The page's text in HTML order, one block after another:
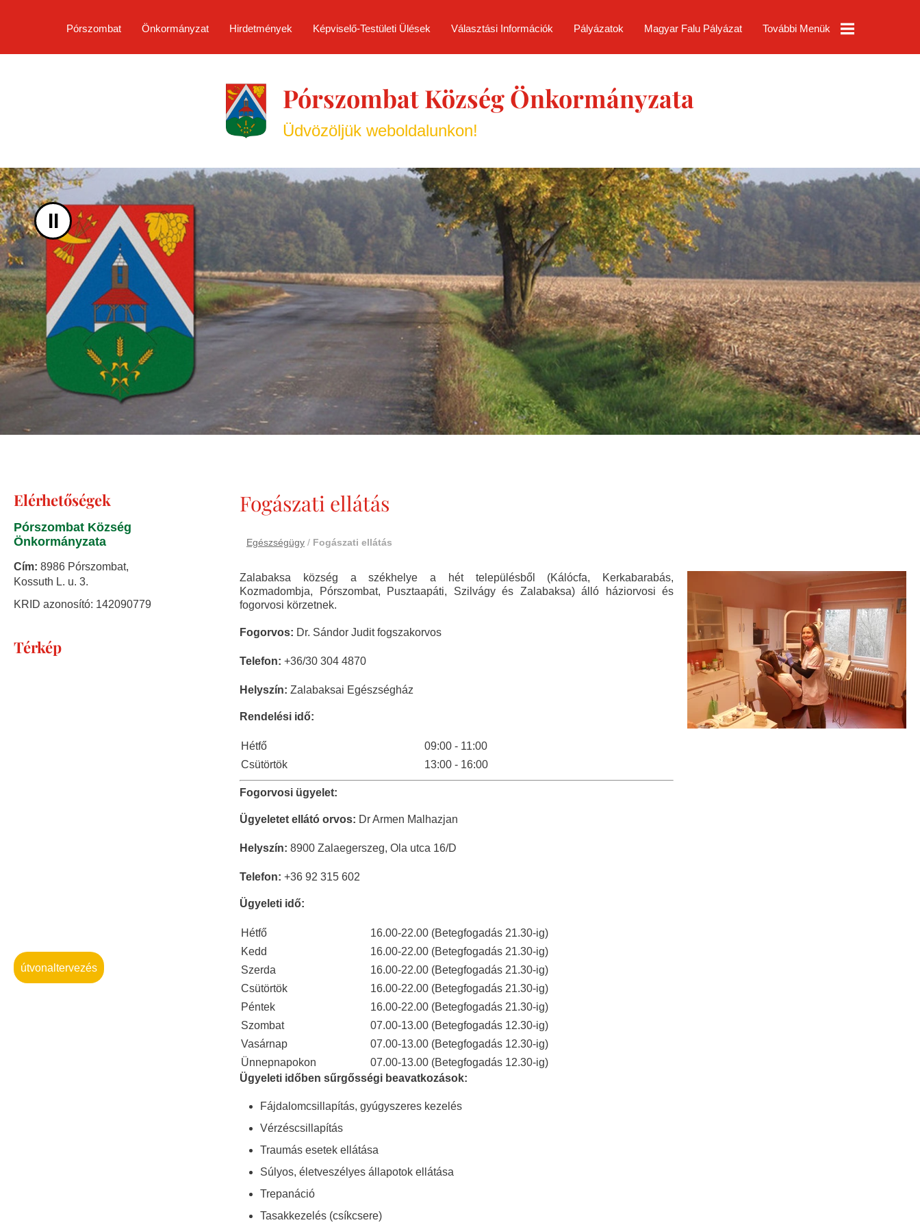
Pórszombat Önkormányzat Hirdetmények Képviselő-Testületi Ülések Választási Információk Pályázatok Magyar Falu Pályázat További Menük
Község
Pórszombat
Térkép
Településképi
Rendelet
Módosítás
Választások
Esélyegyenlőségi
Program
Egészségügy
Óvoda
Pórszombat Község Önkormányzata
Üdvözöljük weboldalunkon!
II
Elérhetőségek
Pórszombat Község
Önkormányzata
Cím: 8986 Pórszombat,
Kossuth L. u. 3.
KRID azonosító: 142090779
Térkép
útvonaltervezés
Fogászati ellátás
Egészségügy / Fogászati ellátás
Zalabaksa község a székhelye a hét településből (Kálócfa, Kerkabarabás,
Kozmadombja, Pórszombat, Pusztaapáti, Szilvágy és Zalabaksa) álló háziorvosi és
fogorvosi körzetnek.
Fogorvos: Dr. Sándor Judit fogszakorvos
Telefon: +36/30 304 4870
Helyszín: Zalabaksai Egészségház
Rendelési idő:
Hétfő
09:00 - 11:00
Csütörtök
13:00 - 16:00
Fogorvosi ügyelet:
Ügyeletet ellátó orvos: Dr Armen Malhazjan
Helyszín: 8900 Zalaegerszeg, Ola utca 16/D
Telefon: +36 92 315 602
Ügyeleti idő:
Hétfő
16.00-22.00 (Betegfogadás 21.30-ig)
Kedd
16.00-22.00 (Betegfogadás 21.30-ig)
Szerda
16.00-22.00 (Betegfogadás 21.30-ig)
Csütörtök
16.00-22.00 (Betegfogadás 21.30-ig)
Péntek
16.00-22.00 (Betegfogadás 21.30-ig)
Szombat
07.00-13.00 (Betegfogadás 12.30-ig)
Vasárnap
07.00-13.00 (Betegfogadás 12.30-ig)
Ünnepnapokon
07.00-13.00 (Betegfogadás 12.30-ig)
Ügyeleti időben sűrgősségi beavatkozások:
Fájdalomcsillapítás, gyúgyszeres kezelés
Vérzéscsillapítás
Traumás esetek ellátása
Súlyos, életveszélyes állapotok ellátása
Trepanáció
Tasakkezelés (csíkcsere)